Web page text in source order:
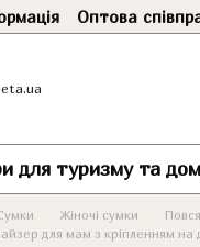
Оптова
для туризму та
Жіночі сумки
для мам з кріпленням на